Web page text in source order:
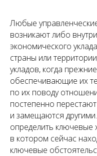
Любые
возникают либо
экономического
страны или территории
укладов, когда
обеспечивающие их
по их поводу
постепенно
и замещаются
определить ключевые
в котором сейчас
ключевые